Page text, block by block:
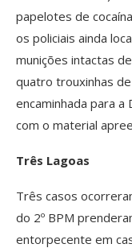
papelotes de
os policiais ainda
munições intactas
quatro trouxinhas
encaminhada para a
com o material
Três Lagoas
Três casos
do 2º BPM
entorpecente em